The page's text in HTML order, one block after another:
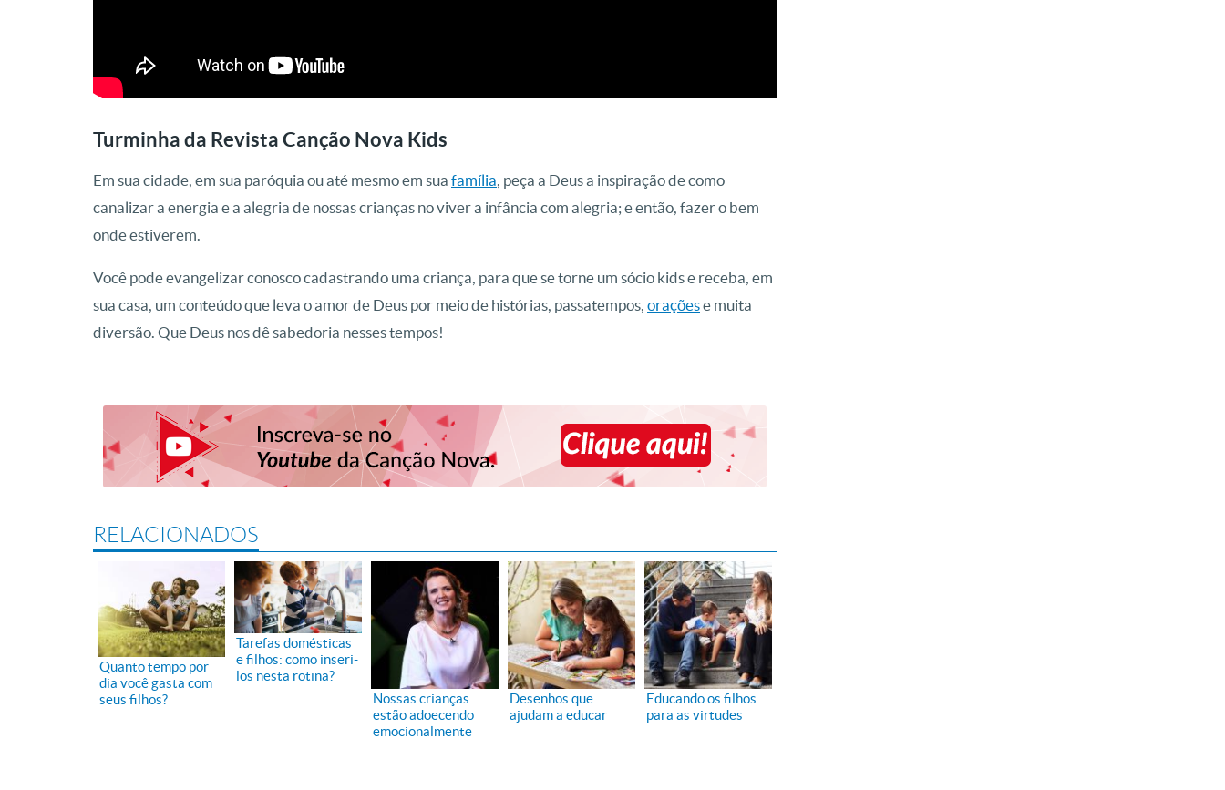
Turminha da Revista Canção Nova Kids
Em sua cidade, em sua paróquia ou até mesmo em sua família, peça a Deus a inspiração de como
canalizar a energia e a alegria de nossas crianças no viver a infância com alegria; e então, fazer o bem
onde estiverem.
Você pode evangelizar conosco cadastrando uma criança, para que se torne um sócio kids e receba, em
sua casa, um conteúdo que leva o amor de Deus por meio de histórias, passatempos, oraçõese muita
diversão. Que Deus nos dê sabedoria nesses tempos!
RELACIONADOS
Quanto tempo por
dia você gasta com
seus filhos?
Tarefas domésticas
e filhos: como inseri-
los nesta rotina?
Nossas crianças
estão adoecendo
emocionalmente
Desenhos que
ajudam a educar
Educando os filhos
para as virtudes